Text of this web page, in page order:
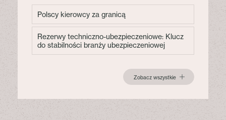
Polscy kierowcy za granicą
Rezerwy techniczno-ubezpieczeniowe: Klucz
do stabilności branży ubezpieczeniowej
Zobacz wszystkie